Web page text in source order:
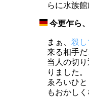
らに水族
今更乍ら
まぁ、 殺し
来る相手だ
当人の切
りました。
ゑろいひ
もおかし